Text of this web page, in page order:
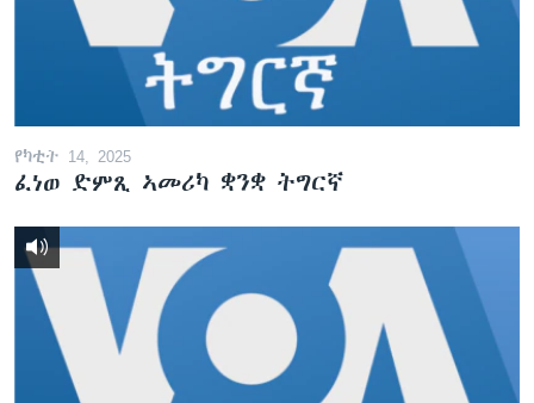
የካቲት 14, 2025
ፈነወ ድምጺ ኣመሪካ ቋንቋ ትግርኛ